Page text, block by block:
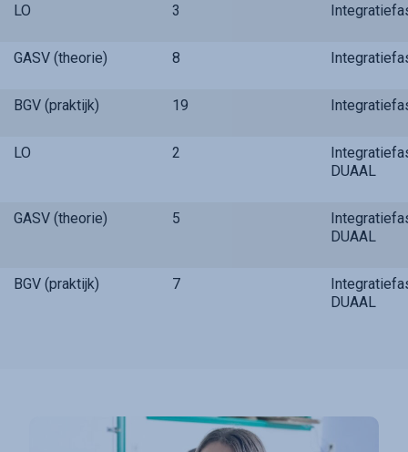
LO 3
GASV (theorie) 8
BGV (praktijk) 19
LO 2
DUAAL
GASV (theorie) 5
DUAAL
BGV (praktijk) 7
DUAAL